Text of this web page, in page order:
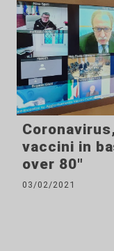
vaccini in
over 80"
03/02/2021